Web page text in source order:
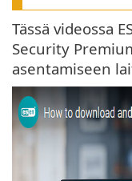
Tässä videossa
Security
asentamiseen